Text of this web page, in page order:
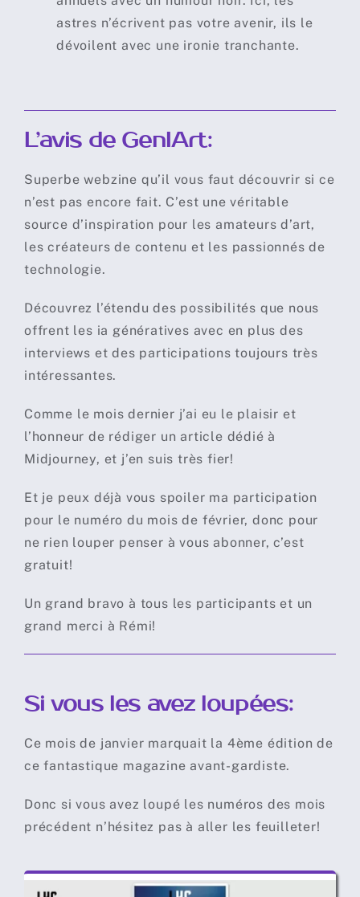
astres n’écrivent pas votre avenir, ils le
dévoilent avec une ironie tranchante.
L’avis de GenIArt:
Superbe webzine qu’il vous faut découvrir si ce
n’est pas encore fait. C’est une véritable
source d’inspiration pour les amateurs d’art,
les créateurs de contenu et les passionnés de
technologie.
Découvrez l’étendu des possibilités que nous
offrent les ia génératives avec en plus des
interviews et des participations toujours très
intéressantes.
Comme le mois dernier j’ai eu le plaisir et
l’honneur de rédiger un article dédié à
Midjourney, et j’en suis très fier!
Et je peux déjà vous spoiler ma participation
pour le numéro du mois de février, donc pour
ne rien louper penser à vous abonner, c’est
gratuit!
Un grand bravo à tous les participants et un
grand merci à Rémi!
Si vous les avez loupées:
Ce mois de janvier marquait la 4ème édition de
ce fantastique magazine avant-gardiste.
Donc si vous avez loupé les numéros des mois
précédent n’hésitez pas à aller les feuilleter!